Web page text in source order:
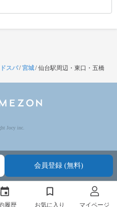
会員登録 (無料)
スパ/宮城/仙台駅周辺・東口・五橋
Jocy inc.
履歴 お気に入り マイページ